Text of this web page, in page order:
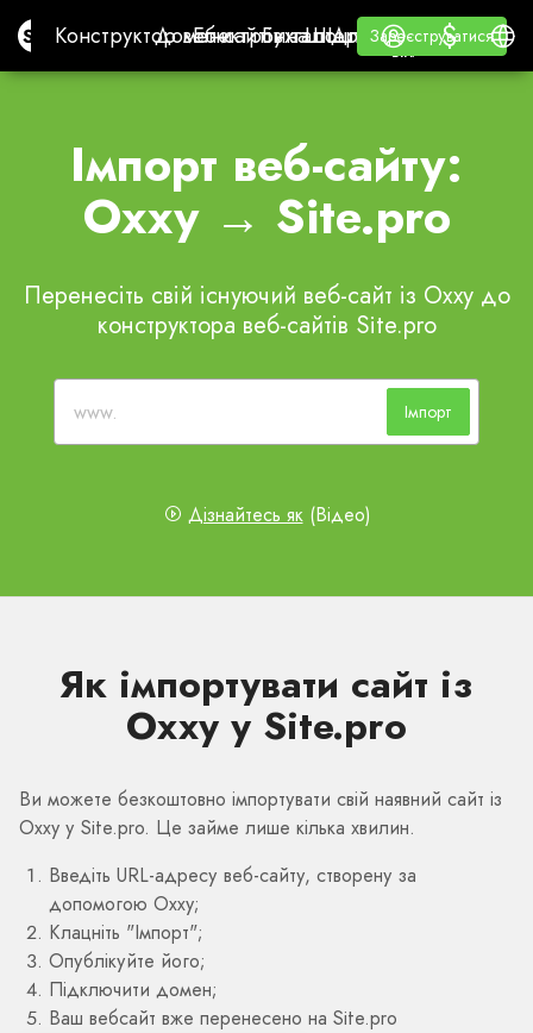
Site.proКонструктор веб-сайтів з ШІ
Конструктор веб-сайтів з ШІ
Домени
ДомениЕлектронна пошта
Електронна пошта
Бухгалтерське ПЗ
Бухгалтерське ПЗ
Для
Для реселлерів
БІЛА ЕТИКЕТКА
Навчання
Навчання
Зареєструватися
Зареєструватися
Увійти $
$
Імпорт веб-сайту:
Oxxy → Site.pro
Перенесіть свій існуючий веб-сайт із Oxxy до
конструктора веб-сайтів Site.pro
Імпорт
Дізнайтесь як(Відео)
Як імпортувати сайт із
Oxxy у Site.pro
Ви можете безкоштовно імпортувати свій наявний сайт із
Oxxy у Site.pro. Це займе лише кілька хвилин.
Введіть URL-адресу веб-сайту, створену за
допомогою Oxxy;
Клацніть "Імпорт";
Опублікуйте його;
Підключити домен;
Ваш вебсайт вже перенесено на Site.pro